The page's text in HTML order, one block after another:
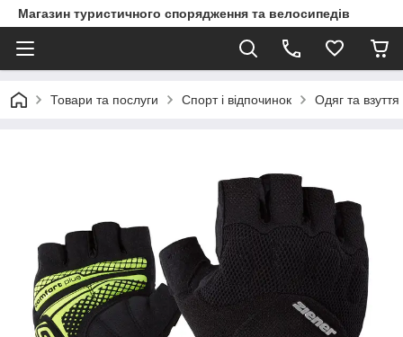
Магазин туристичного спорядження та велосипедів
Товари та послуги Спорт і відпочинок Одяг та